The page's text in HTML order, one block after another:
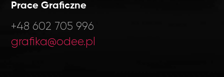
Prace Graficzne
+48 602 705 996
grafika@odee.pl